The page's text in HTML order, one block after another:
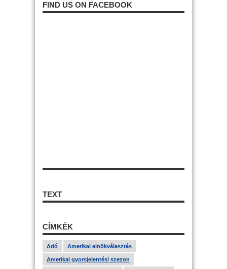
FIND US ON FACEBOOK
TEXT
CÍMKÉK
Adó Amerikai elnökválasztás
Amerikai gyorsjelentési szezon